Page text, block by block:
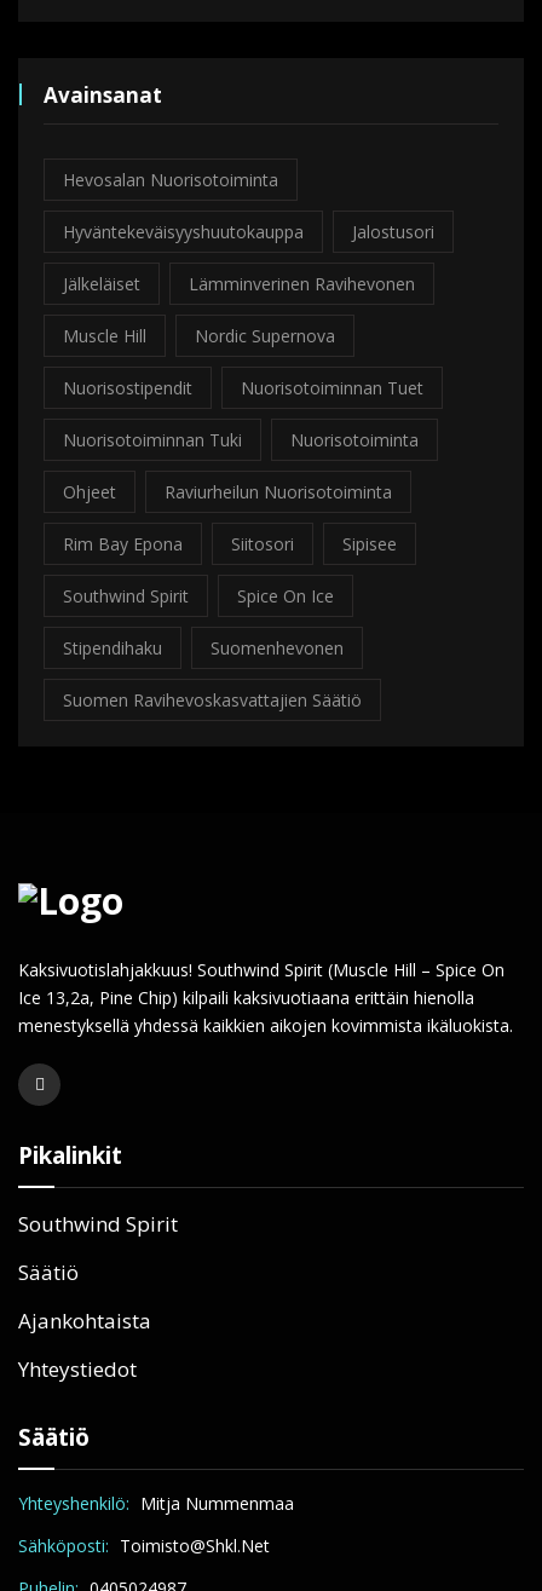
Avainsanat
Hevosalan Nuorisotoiminta
Hyväntekeväisyyshuutokauppa Jalostusori
Jälkeläiset Lämminverinen Ravihevonen
Muscle Hill Nordic Supernova
Nuorisostipendit Nuorisotoiminnan Tuet
Nuorisotoiminnan Tuki Nuorisotoiminta
Ohjeet Raviurheilun Nuorisotoiminta
Rim Bay Epona Siitosori Sipisee
Southwind Spirit Spice On Ice
Stipendihaku Suomenhevonen
Suomen Ravihevoskasvattajien Säätiö
Kaksivuotislahjakkuus! Southwind Spirit (Muscle Hill – Spice On
Ice 13,2a, Pine Chip) kilpaili kaksivuotiaana erittäin hienolla
menestyksellä yhdessä kaikkien aikojen kovimmista ikäluokista.
Pikalinkit
Southwind Spirit
Säätiö
Ajankohtaista
Yhteystiedot
Säätiö
Yhteyshenkilö: Mitja Nummenmaa
Sähköposti: Toimisto@shkl.net